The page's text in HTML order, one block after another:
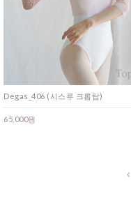
Degas_406 (시스루 크롭탑)
65,000원